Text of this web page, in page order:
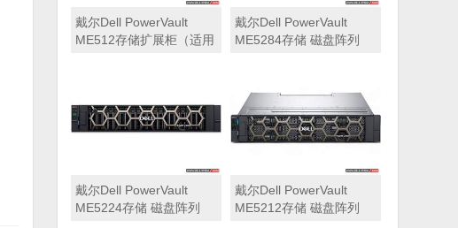
戴尔Dell PowerVault
ME512存储扩展柜（适用
戴尔Dell PowerVault
ME5284存储 磁盘阵列
戴尔Dell PowerVault
ME5224存储 磁盘阵列
戴尔Dell PowerVault
ME5212存储 磁盘阵列